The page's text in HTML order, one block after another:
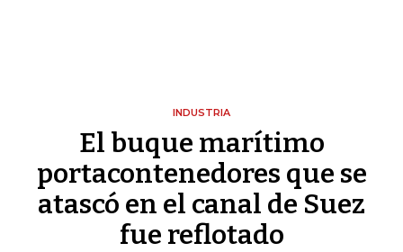
INDUSTRIA
El buque marítimo
portacontenedores que se
atascó en el canal de Suez
fue reflotado